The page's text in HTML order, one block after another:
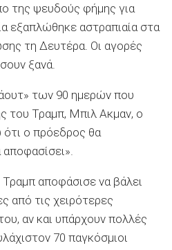
της ψευδούς φήμης για
εξαπλώθηκε αστραπιαία στα
τη Δευτέρα. Οι αγορές
ξανά.
των 90 ημερών που
του Τραμπ, Μπιλ Ακμαν, ο
ότι ο πρόεδρος θα
αποφάσισε να βάλει
από τις χειρότερες
αν και υπάρχουν πολλές
70 παγκόσμιοι